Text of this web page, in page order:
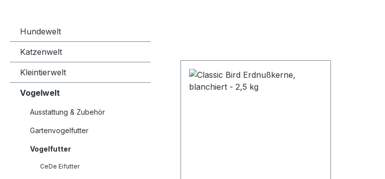
Hundewelt
Katzenwelt
Kleintierwelt
Vogelwelt
Ausstattung & Zubehör
Gartenvogelfutter
Vogelfutter
CeDe Eifutter